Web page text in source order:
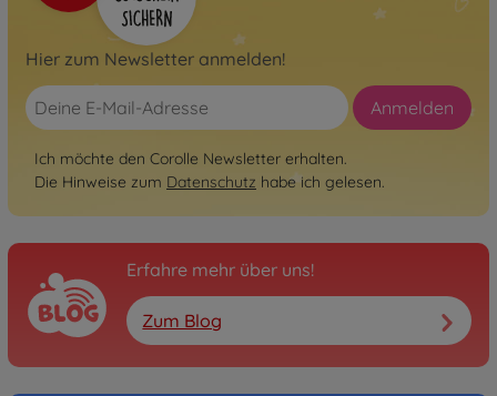
Hier zum Newsletter anmelden!
Anmelden
Ich möchte den Corolle Newsletter erhalten.
Die Hinweise zum Datenschutz habe ich gelesen.
Erfahre mehr über uns!
Zum Blog